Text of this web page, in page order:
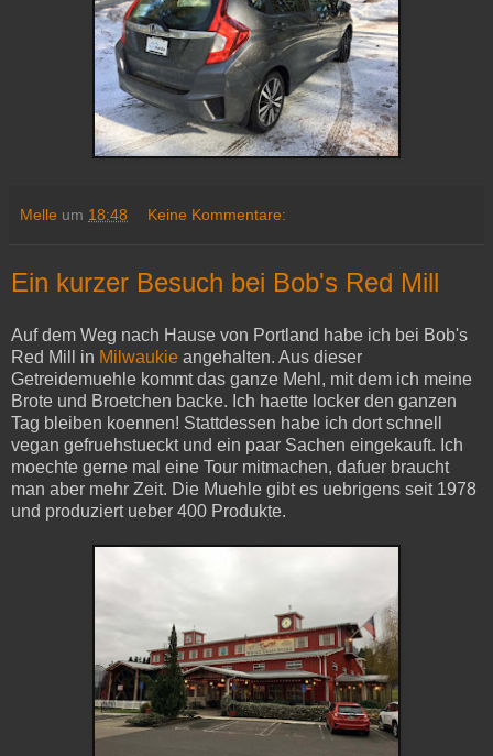
Melle um 18:48 Keine Kommentare:
Ein kurzer Besuch bei Bob's Red Mill
Auf dem Weg nach Hause von Portland habe ich bei Bob's
Red Mill in Milwaukie angehalten. Aus dieser
Getreidemuehle kommt das ganze Mehl, mit dem ich meine
Brote und Broetchen backe. Ich haette locker den ganzen
Tag bleiben koennen! Stattdessen habe ich dort schnell
vegan gefruehstueckt und ein paar Sachen eingekauft. Ich
moechte gerne mal eine Tour mitmachen, dafuer braucht
man aber mehr Zeit. Die Muehle gibt es uebrigens seit 1978
und produziert ueber 400 Produkte.